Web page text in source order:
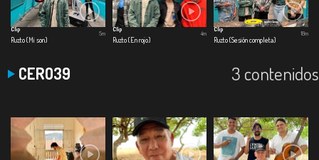
Clip
Ruzto (Mi son)
5m
Clip
Ruzto (En rojo)
4m
Clip
Ruzto (Sesión completa)
18m
CERO39 3 contenidos